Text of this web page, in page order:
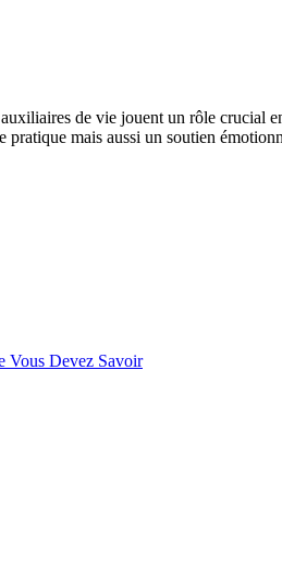
de vie jouent un rôle crucial
mais aussi un soutien
Vous Devez Savoir